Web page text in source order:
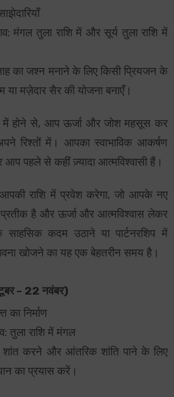
मंगल तुला राशि में और सूर्य तुला राशि में
का जश्न मनाने के लिए किसी प्रियजन के
या मज़ेदार सैर की योजना बनाएँ।
में होने से, आप ऊर्जा और जोश महसूस कर
रिश्तों में। आपका स्वाभाविक आकर्षण
पहले से कहीं ज़्यादा आत्मविश्वासी हैं।
राशि में प्रवेश करेगा, जो आपके नए
है और ऊर्जा और आत्मविश्वास लेकर
कदम उठाने या पार्टनरशिप में
खोजने का यह एक बेहतरीन समय है।
– 22 नवंबर)
का निर्माण
तुला राशि में मंगल
करने और आंतरिक शांति पाने के लिए
का प्रयास करें।